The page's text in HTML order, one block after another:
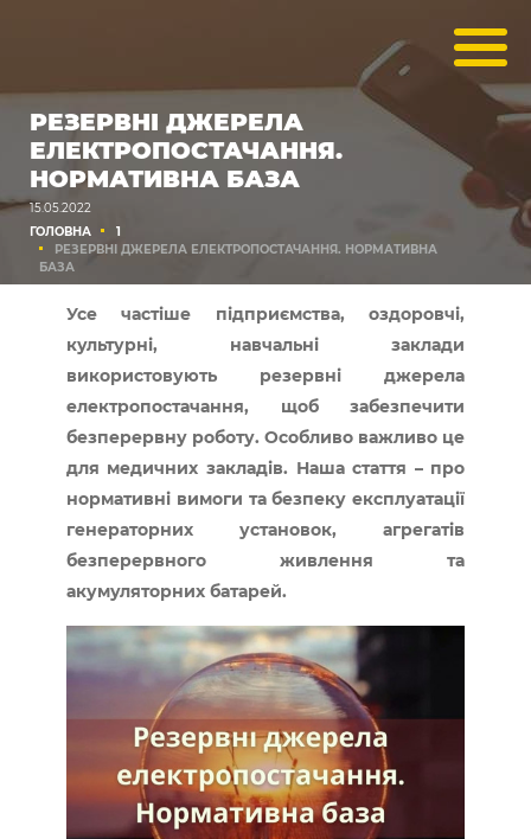
РЕЗЕРВНІ ДЖЕРЕЛА
ЕЛЕКТРОПОСТАЧАННЯ.
НОРМАТИВНА БАЗА
15.05.2022
ГОЛОВНА
1
РЕЗЕРВНІ ДЖЕРЕЛА ЕЛЕКТРОПОСТАЧАННЯ. НОРМАТИВНА
БАЗА
Усе частіше підприємства, оздоровчі,
культурні, навчальні заклади
використовують резервні джерела
електропостачання, щоб забезпечити
безперервну роботу. Особливо важливо це
для медичних закладів. Наша стаття – про
нормативні вимоги та безпеку експлуатації
генераторних установок, агрегатів
безперервного живлення та
акумуляторних батарей.